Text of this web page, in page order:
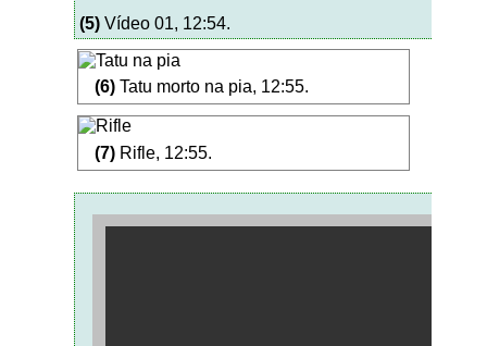
(5)Vídeo 01, 12:54.
(6)Tatu morto na pia, 12:55.
(7)Rifle, 12:55.